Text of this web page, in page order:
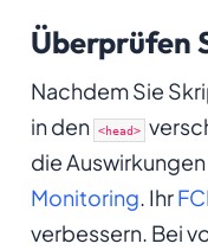
Überprüfen
Nachdem Sie
in den <head>
die
Monitoring. Ihr
verbessern. Bei